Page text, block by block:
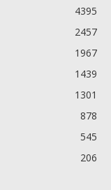
4395
2457
1967
1439
1301
878
545
206